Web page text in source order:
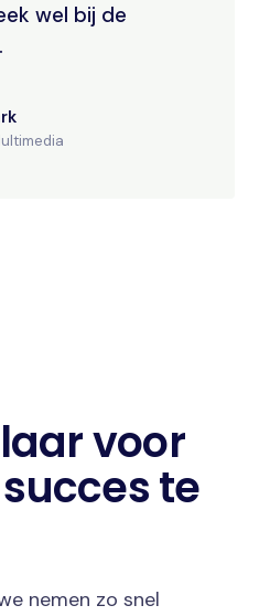
wel bij de
voor
te
nemen zo snel